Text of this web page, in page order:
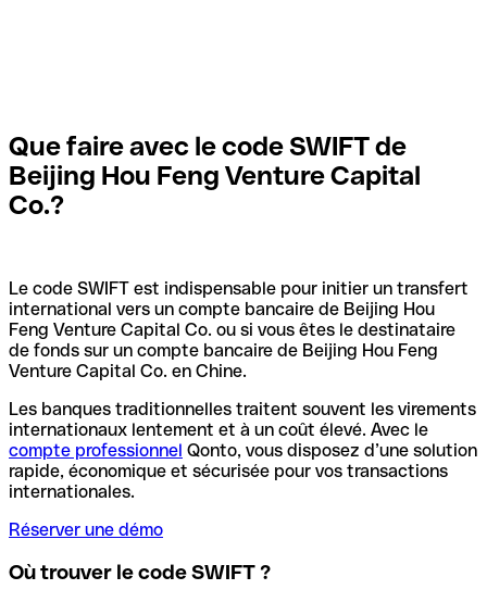
Que faire avec le code SWIFT de
Beijing Hou Feng Venture Capital
Co.?
Le code SWIFT est indispensable pour initier un transfert
international vers un compte bancaire de Beijing Hou
Feng Venture Capital Co. ou si vous êtes le destinataire
de fonds sur un compte bancaire de Beijing Hou Feng
Venture Capital Co. en Chine.
Les banques traditionnelles traitent souvent les virements
internationaux lentement et à un coût élevé. Avec le
compte professionnel Qonto, vous disposez d’une solution
rapide, économique et sécurisée pour vos transactions
internationales.
Réserver une démo
Où trouver le code SWIFT ?